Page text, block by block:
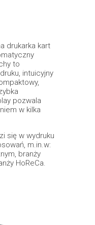
drukarka kart
to
intuicyjny
pozwala
w kilka
się w wydruku
m.in.w:
branży
HoReCa.